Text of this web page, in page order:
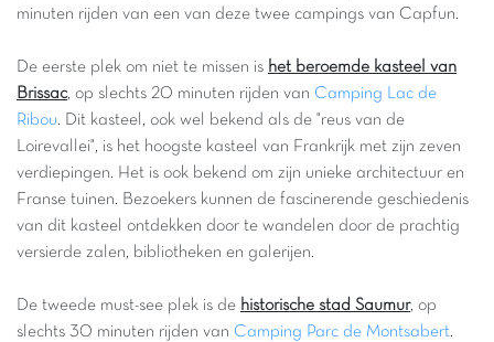
minuten rijden van een van deze twee campings van Capfun.
De eerste plek om niet te missen is het beroemde kasteel van
Brissac, op slechts 20 minuten rijden van Camping Lac de
Ribou. Dit kasteel, ook wel bekend als de "reus van de
Loirevallei", is het hoogste kasteel van Frankrijk met zijn zeven
verdiepingen. Het is ook bekend om zijn unieke architectuur en
Franse tuinen. Bezoekers kunnen de fascinerende geschiedenis
van dit kasteel ontdekken door te wandelen door de prachtig
versierde zalen, bibliotheken en galerijen.
De tweede must-see plek is de historische stad Saumur, op
slechts 30 minuten rijden van Camping Parc de Montsabert.